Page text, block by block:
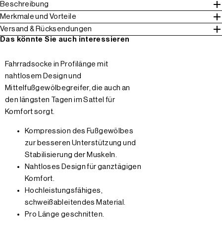
Beschreibung
Merkmale und Vorteile
Versand & Rücksendungen
Das könnte Sie auch interessieren
Fahrradsocke in Profilänge mit
nahtlosem Design und
Mittelfußgewölbegreifer, die auch an
den längsten Tagen im Sattel für
Komfort sorgt.
Kompression des Fußgewölbes
zur besseren Unterstützung und
Stabilisierung der Muskeln.
Nahtloses Design für ganztägigen
Komfort.
Hochleistungsfähiges,
schweißableitendes Material.
Pro Länge geschnitten.